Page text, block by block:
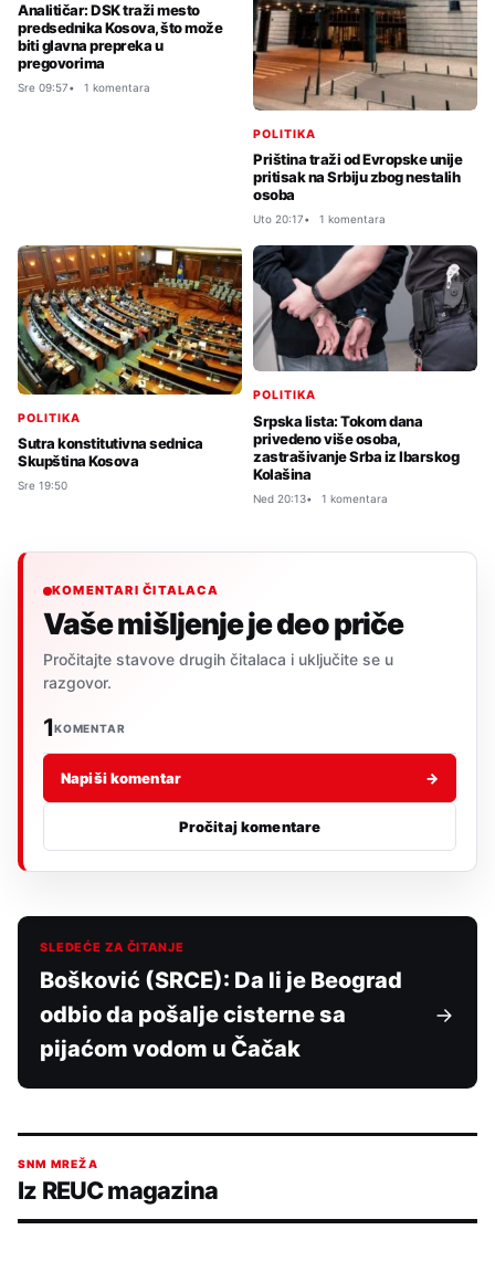
Analitičar: DSK traži mesto
predsednika Kosova, što može
biti glavna prepreka u
pregovorima
Sre 09:57 1 komentara
POLITIKA
Priština traži od Evropske unije
pritisak na Srbiju zbog nestalih
osoba
Uto 20:17 1 komentara
POLITIKA
Sutra konstitutivna sednica
Skupština Kosova
Sre 19:50
POLITIKA
Srpska lista: Tokom dana
privedeno više osoba,
zastrašivanje Srba iz Ibarskog
Kolašina
Ned 20:13 1 komentara
KOMENTARI ČITALACA
Vaše mišljenje je deo priče
Pročitajte stavove drugih čitalaca i uključite se u
razgovor.
1KOMENTAR
Napiši komentar →
Pročitaj komentare
SLEDEĆE ZA ČITANJE
Bošković (SRCE): Da li je Beograd
odbio da pošalje cisterne sa
pijaćom vodom u Čačak
SNM MREŽA
Iz REUC magazina